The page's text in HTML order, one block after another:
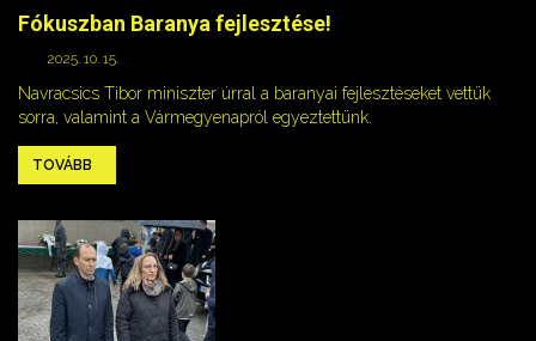
Fókuszban Baranya fejlesztése!
2025. 10. 15.
Navracsics Tibor miniszter úrral a baranyai fejlesztéseket vettük
sorra, valamint a Vármegyenapról egyeztettünk.
TOVÁBB